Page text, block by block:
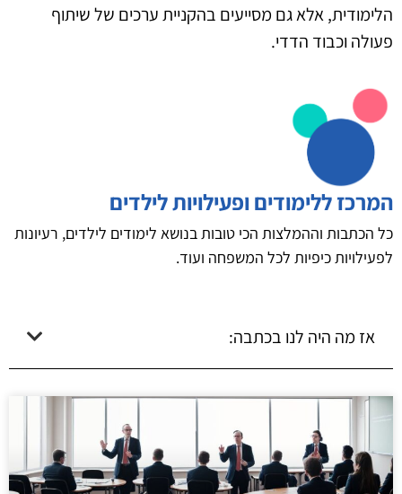
הלימודית, אלא גם מסייעים בהקניית ערכים של שיתוף
פעולה וכבוד הדדי.
המרכז ללימודים ופעילויות לילדים
כל הכתבות וההמלצות הכי טובות בנושא לימודים לילדים, רעיונות
לפעילויות כיפיות לכל המשפחה ועוד.
אז מה היה לנו בכתבה: